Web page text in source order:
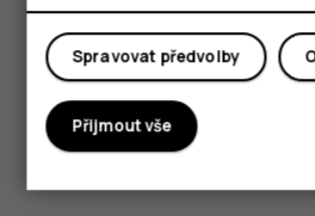
Chcete‑li změnit uspořádání ikon,
přidržte prst na ikoně a
místo.
Spravovat předvolby
Přijmout vše